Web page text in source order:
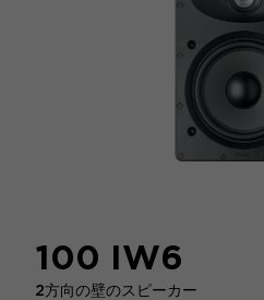
100 IW6
2方向の壁のスピーカー